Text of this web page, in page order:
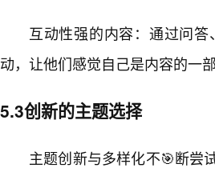
互动性强的内容：通过问
动，让他们感觉自己是内容的一
5.3创新的主题选择
主题创新与多样化不🎯断尝